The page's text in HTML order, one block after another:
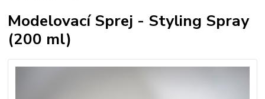
Modelovací Sprej - Styling Spray
(200 ml)